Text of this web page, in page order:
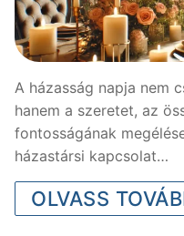
A házasság napja nem
hanem a szeretet, az
fontosságának
házastársi kapcsolat…
OLVASS